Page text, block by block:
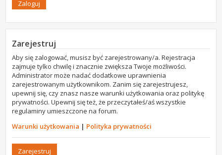
Zarejestruj
Aby się zalogować, musisz być zarejestrowany/a. Rejestracja
zajmuje tylko chwilę i znacznie zwiększa Twoje możliwości.
Administrator może nadać dodatkowe uprawnienia
zarejestrowanym użytkownikom. Zanim się zarejestrujesz,
upewnij się, czy znasz nasze warunki użytkowania oraz politykę
prywatności. Upewnij się też, że przeczytałeś/aś wszystkie
regulaminy umieszczone na forum.
Warunki użytkowania | Polityka prywatności
Zarejestruj